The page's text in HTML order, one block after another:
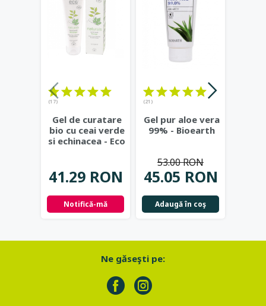
(17)
Gel de curatare
bio cu ceai verde
si echinacea - Eco
41.29 RON
Notifică-mă
(21)
Gel pur aloe vera
99% - Bioearth
45.05 RON
53.00 RON
Adaugă în coş
Ne găseşti pe: